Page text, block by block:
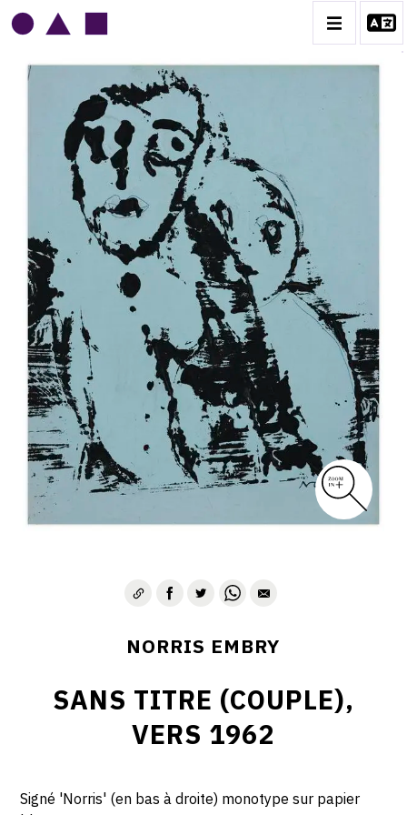
NORRIS EMBRY
BIOGRAPHIE
CATALOGUE DES OEUVRES
1945-1949
1950-1954
1955-1959
1960-1964
1964-1969
1970-1974
1975-1980
CONTACT
NORRIS EMBRY
SANS TITRE (COUPLE),
VERS 1962
Signé 'Norris' (en bas à droite) monotype sur papier